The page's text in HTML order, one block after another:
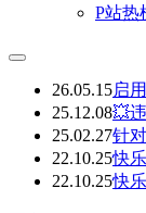
P站热
26.05.15启
25.12.08💥
25.02.27针
22.10.25快
22.10.25快